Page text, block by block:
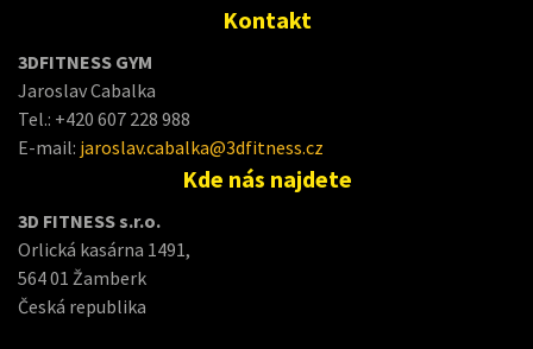
Kontakt
3DFITNESS GYM
Jaroslav Cabalka
Tel.: +420 607 228 988
E-mail: jaroslav.cabalka@3dfitness.cz
Kde nás najdete
3D FITNESS s.r.o.
Orlická kasárna 1491,
564 01 Žamberk
Česká republika